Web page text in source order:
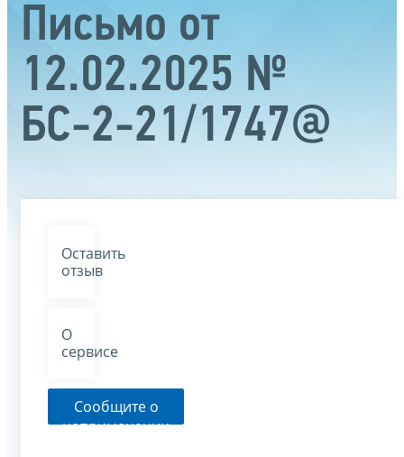
Письмо от
12.02.2025 №
БС-2-21/1747@
Оставить
отзыв
О
сервисе
Сообщите о
неприменении